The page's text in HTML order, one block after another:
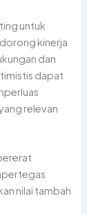
untuk
kinerja
dan
dapat
relevan
nilai tambah